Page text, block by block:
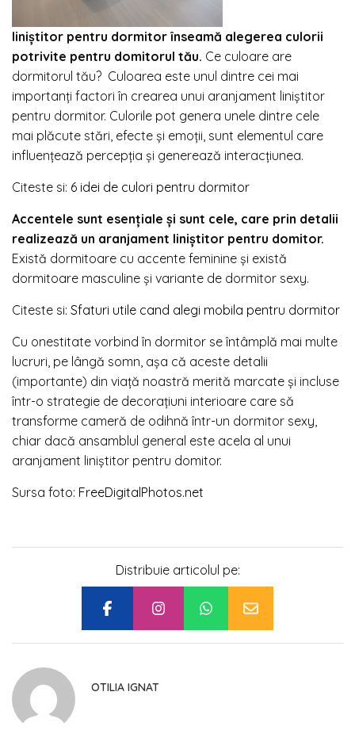
liniştitor pentru dormitor înseamă alegerea culorii
potrivite pentru domitorul tău. Ce culoare are
dormitorul tău? Culoarea este unul dintre cei mai
importanți factori în crearea unui aranjament liniştitor
pentru dormitor. Culorile pot genera unele dintre cele
mai plăcute stări, efecte și emoții, sunt elementul care
influențează percepția și generează interacțiunea.
Citeste si: 6 idei de culori pentru dormitor
Accentele sunt esenţiale şi sunt cele, care prin detalii
realizează un aranjament liniştitor pentru domitor.
Există dormitoare cu accente feminine şi există
dormitoare masculine și variante de dormitor sexy.
Citeste si: Sfaturi utile cand alegi mobila pentru dormitor
Cu onestitate vorbind în dormitor se întâmplă mai multe
lucruri, pe lângă somn, așa că aceste detalii
(importante) din viață noastră merită marcate și incluse
într-o strategie de decorațiuni interioare care să
transforme cameră de odihnă într-un dormitor sexy,
chiar dacă ansamblul general este acela al unui
aranjament liniștitor pentru domitor.
Sursa foto: FreeDigitalPhotos.net
Distribuie articolul pe:
OTILIA IGNAT